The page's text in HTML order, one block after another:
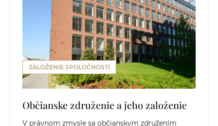
ZALOŽENIE SPOLOČNOSTI
Občianske združenie a jeho založenie
V právnom zmysle sa občianskym združením